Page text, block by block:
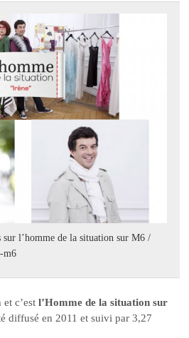
sur l’homme de la situation sur M6 /
m6
et c’estl’Homme de la situation sur
diffusé en 2011 et suivi par 3,27